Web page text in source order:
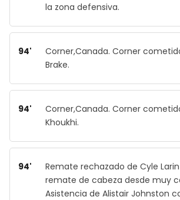
la zona defensiva.
94'
Corner,Canada. Corner
Brake.
94'
Corner,Canada. Corner
Khoukhi.
94'
Remate rechazado de Cyle
remate de cabeza desde muy
Asistencia de Alistair Johnston